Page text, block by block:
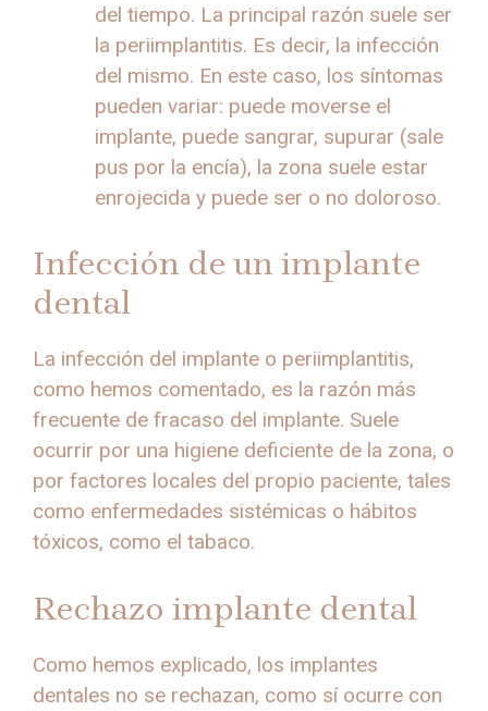
del tiempo. La principal razón suele ser
la periimplantitis. Es decir, la infección
del mismo. En este caso, los síntomas
pueden variar: puede moverse el
implante, puede sangrar, supurar (sale
pus por la encía), la zona suele estar
enrojecida y puede ser o no doloroso.
Infección de un implante
dental
La infección del implante o periimplantitis,
como hemos comentado, es la razón más
frecuente de fracaso del implante. Suele
ocurrir por una higiene deficiente de la zona, o
por factores locales del propio paciente, tales
como enfermedades sistémicas o hábitos
tóxicos, como el tabaco.
Rechazo implante dental
Como hemos explicado, los implantes
dentales no se rechazan, como sí ocurre con